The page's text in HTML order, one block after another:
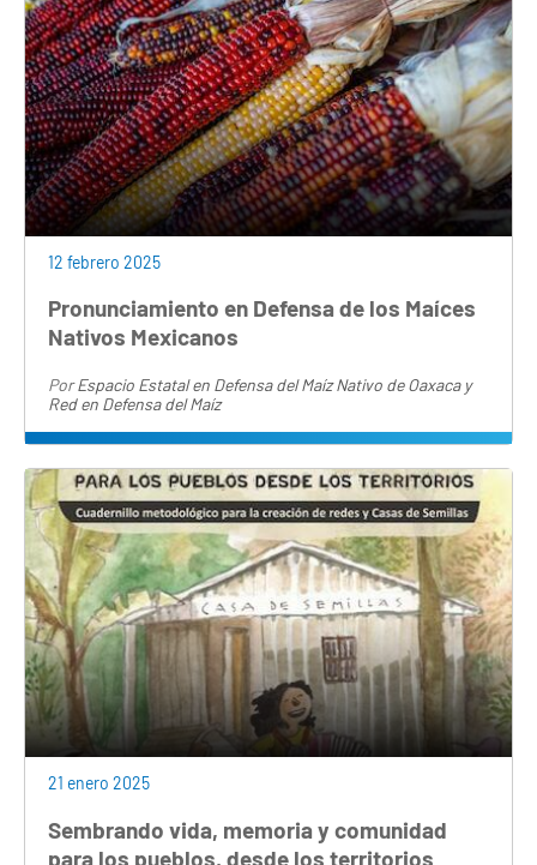
12 febrero 2025
Pronunciamiento en Defensa de los Maíces
Nativos Mexicanos
PorEspacio Estatal en Defensa del Maíz Nativo de Oaxaca y
Red en Defensa del Maíz
21 enero 2025
Sembrando vida, memoria y comunidad
para los pueblos, desde los territorios